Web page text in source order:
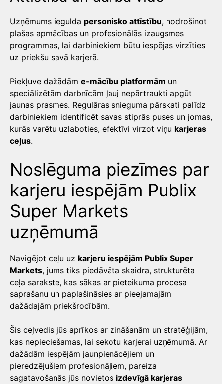
Uzņēmums iegulda personisko attīstību, nodrošinot
plašas apmācības un profesionālās izaugsmes
programmas, lai darbiniekiem būtu iespējas virzīties
uz priekšu savā karjerā.
Piekļuve dažādām e-mācību platformām un
speciālizētām darbnīcām ļauj nepārtraukti apgūt
jaunas prasmes. Regulāras snieguma pārskati palīdz
darbiniekiem identificēt savas stiprās puses un jomas,
kurās varētu uzlaboties, efektīvi virzot viņu karjeras
ceļus.
Noslēguma piezīmes par
karjeru iespējām Publix
Super Markets
uzņēmumā
Navigējot ceļu uz karjeru iespējām Publix Super
Markets, jums tiks piedāvāta skaidra, strukturēta
ceļa sarakste, kas sākas ar pieteikuma procesa
saprašanu un paplašināsies ar pieejamajām
dažādajām priekšrocībām.
Šis ceļvedis jūs aprīkos ar zināšanām un stratēģijām,
kas nepieciešamas, lai sekotu karjerai uzņēmumā. Ar
dažādām iespējām jaunpienācējiem un
pieredzējušiem profesionāļiem, pareiza
sagatavošanās jūs novietos izdevīgā karjeras